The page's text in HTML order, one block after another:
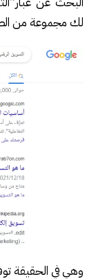
لك مجموعة من
وهي في الحقيقة